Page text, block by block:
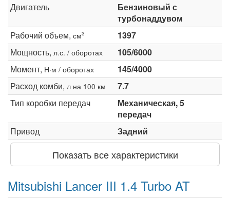
Двигатель
Бензиновый с
турбонаддувом
Рабочий объем, см3
1397
Мощность, л.с. / оборотах
105/6000
Момент, Н·м / оборотах
145/4000
Расход комби, л на 100 км
7.7
Тип коробки передач
Механическая, 5
передач
Привод
Задний
Показать все характеристики
Mitsubishi Lancer III 1.4 Turbo AT